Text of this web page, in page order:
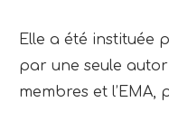
Elle a été instituée
par une seule
membres et